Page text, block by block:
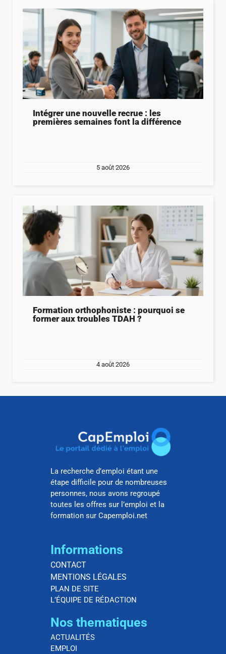
Intégrer une nouvelle recrue : les
premières semaines font la différence
5 août 2026
Formation orthophoniste : pourquoi se
former aux troubles TDAH ?
4 août 2026
La recherche d’emploi étant une
étape difficile pour de nombreuses
personnes, nous avons regroupé
toutes les offres sur l’emploi et la
formation sur Capemploi.net
Informations
CONTACT
MENTIONS LÉGALES
PLAN DE SITE
L’ÉQUIPE DE RÉDACTION
Nos thematiques
ACTUALITÉS
EMPLOI